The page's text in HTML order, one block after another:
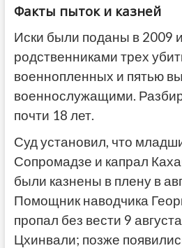
Факты пыток и казней
Иски были поданы в 2009
родственниками трех
военнопленных и пятью
военнослужащими.
почти 18 лет.
Суд установил, что
Сопромадзе и капрал
были казнены в плену в
Помощник наводчика
пропал без вести 9
Цхинвали; позже